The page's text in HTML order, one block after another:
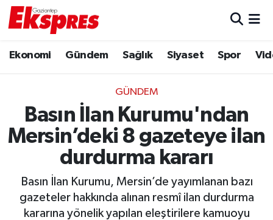
Ekonomi Gündem Sağlık Siyaset Spor
GÜNDEM
Basın İlan Kurumu'ndan
Mersin’deki 8 gazeteye ilan
durdurma kararı
Basın İlan Kurumu, Mersin’de yayımlanan bazı
gazeteler hakkında alınan resmî ilan durdurma
kararına yönelik yapılan eleştirilere kamuoyu
Ekonomi
Gaziantep son dakika
Genel
Haberler
Trafik Durumu
Puan Durumu ve Fikstür
Tüm Manşetler
Haber Arşivi